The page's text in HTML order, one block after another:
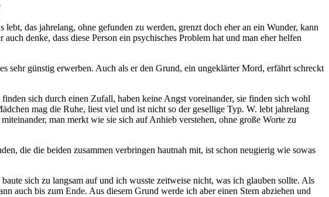
das jahrelang, ohne gefunden zu werden, grenzt doch eher an ein Wunder, kann
denke, dass diese Person ein psychisches Problem hat und man eher helfen
sehr günstig erwerben. Auch als er den Grund, ein ungeklärter Mord, erfährt schreckt
sich durch einen Zufall, haben keine Angst voreinander, sie finden sich wohl
mag die Ruhe, liest viel und ist nicht so der gesellige Typ. W. lebt jahrelang
man merkt wie sie sich auf Anhieb verstehen, ohne große Worte zu
die die beiden zusammen verbringen hautnah mit, ist schon neugierig wie sowas
sich zu langsam auf und ich wusste zeitweise nicht, was ich glauben sollte. Als
auch bis zum Ende. Aus diesem Grund werde ich aber einen Stern abziehen und